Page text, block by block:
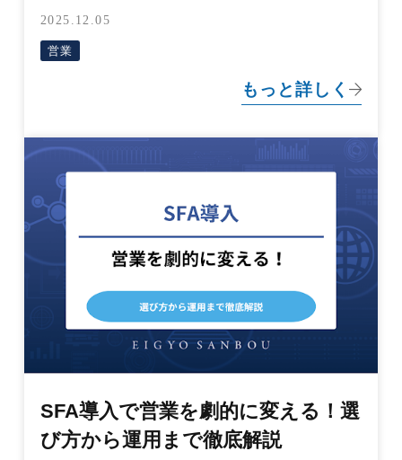
のメリットを徹底解説
2025.12.05
営業
もっと詳しく
SFA導入で営業を劇的に変える！選
び方から運用まで徹底解説